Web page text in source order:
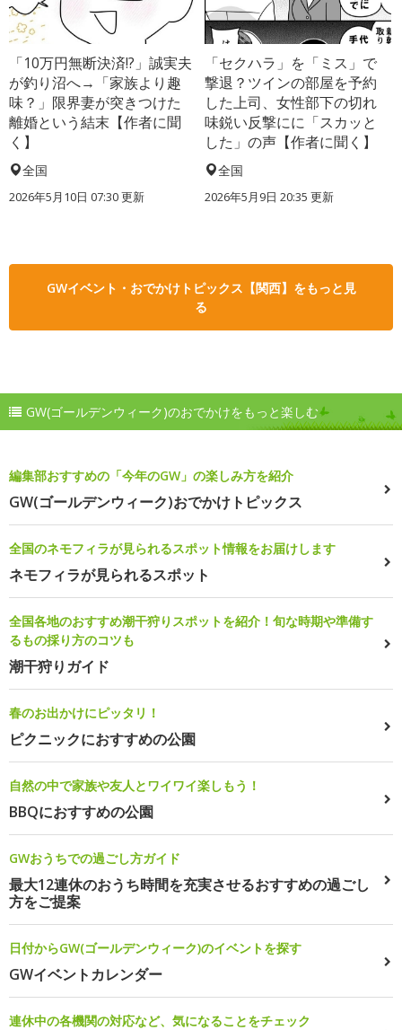
「10万円無断決済!?」誠実夫
が釣り沼へ→「家族より趣
味？」限界妻が突きつけた
離婚という結末【作者に聞
く】
全国
2026年5月10日 07:30 更新
「セクハラ」を「ミス」で
撃退？ツインの部屋を予約
した上司、女性部下の切れ
味鋭い反撃にに「スカッと
した」の声【作者に聞く】
全国
2026年5月9日 20:35 更新
GWイベント・おでかけトピックス【関西】をもっと見
る
GW(ゴールデンウィーク)のおでかけをもっと楽しむ
編集部おすすめの「今年のGW」の楽しみ方を紹介
GW(ゴールデンウィーク)おでかけトピックス
全国のネモフィラが見られるスポット情報をお届けします
ネモフィラが見られるスポット
全国各地のおすすめ潮干狩りスポットを紹介！旬な時期や準備す
るもの採り方のコツも
潮干狩りガイド
春のお出かけにピッタリ！
ピクニックにおすすめの公園
自然の中で家族や友人とワイワイ楽しもう！
BBQにおすすめの公園
GWおうちでの過ごし方ガイド
最大12連休のおうち時間を充実させるおすすめの過ごし
方をご提案
日付からGW(ゴールデンウィーク)のイベントを探す
GWイベントカレンダー
連休中の各機関の対応など、気になることをチェック